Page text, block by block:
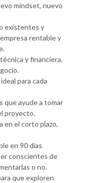
mindset, nuevo
existentes y
rentable y
y financiera.
para cada
que ayude a tomar
proyecto.
en el corto plazo,
en 90 días
conscientes de
o no.
que exploren